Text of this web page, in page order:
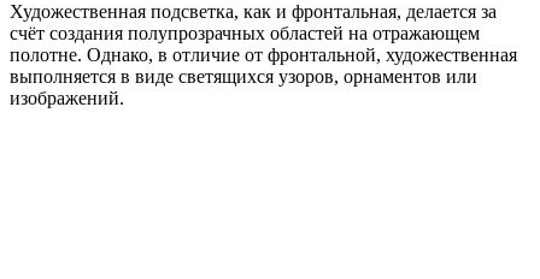
Художественная подсветка, как и фронтальная, делается за
счёт создания полупрозрачных областей на отражающем
полотне. Однако, в отличие от фронтальной, художественная
выполняется в виде светящихся узоров, орнаментов или
изображений.